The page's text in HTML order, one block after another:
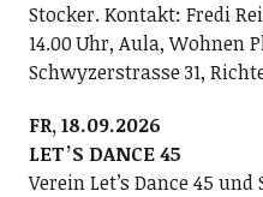
Stocker. Kontakt: Fredi
14.00 Uhr, Aula, Wohnen
Schwyzerstrasse 31,
FR, 18.09.2026
LETʼS DANCE 45
Verein Letʼs Dance 45 und